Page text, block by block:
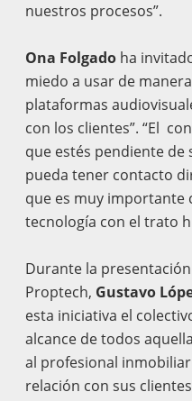
nuestros procesos”.
Ona Folgado ha
miedo a usar de
plataformas
con los clientes”. “El
que estés pendiente de
pueda tener contacto
que es muy importante
tecnología con el trato
Durante la
Proptech, Gustavo
esta iniciativa el
alcance de todos
al profesional
relación con sus